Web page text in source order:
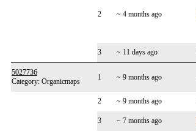
2 ~ 4 months ago
3
~ 11 days ago
5027736
Category: Organicmaps
1 ~ 9 months ago
2
~ 9 months ago
3
~ 7 months ago